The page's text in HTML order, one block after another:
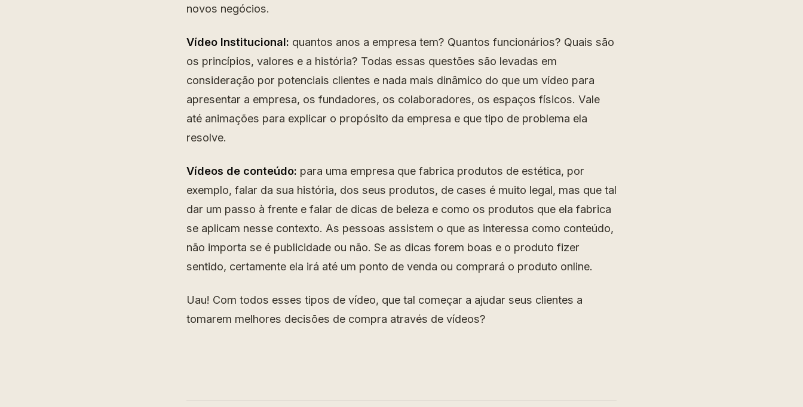
novos negócios.
Vídeo Institucional: quantos anos a empresa tem? Quantos funcionários? Quais são
os princípios, valores e a história? Todas essas questões são levadas em
consideração por potenciais clientes e nada mais dinâmico do que um vídeo para
apresentar a empresa, os fundadores, os colaboradores, os espaços físicos. Vale
até animações para explicar o propósito da empresa e que tipo de problema ela
resolve.
Vídeos de conteúdo: para uma empresa que fabrica produtos de estética, por
exemplo, falar da sua história, dos seus produtos, de cases é muito legal, mas que tal
dar um passo à frente e falar de dicas de beleza e como os produtos que ela fabrica
se aplicam nesse contexto. As pessoas assistem o que as interessa como conteúdo,
não importa se é publicidade ou não. Se as dicas forem boas e o produto fizer
sentido, certamente ela irá até um ponto de venda ou comprará o produto online.
Uau! Com todos esses tipos de vídeo, que tal começar a ajudar seus clientes a
tomarem melhores decisões de compra através de vídeos?